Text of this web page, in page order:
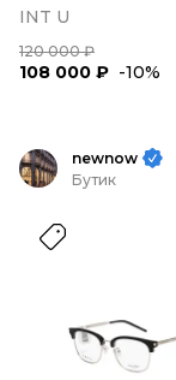
INT U
120 000 ₽
108 000 ₽ -10%
newnow
Бутик